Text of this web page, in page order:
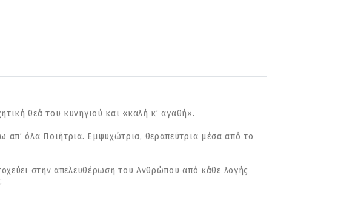
θεά του κυνηγιού και «καλή κ’ αγαθή».
όλα Ποιήτρια. Εμψυχώτρια, θεραπεύτρια μέσα από το
στην απελευθέρωση του Ανθρώπου από κάθε λογής